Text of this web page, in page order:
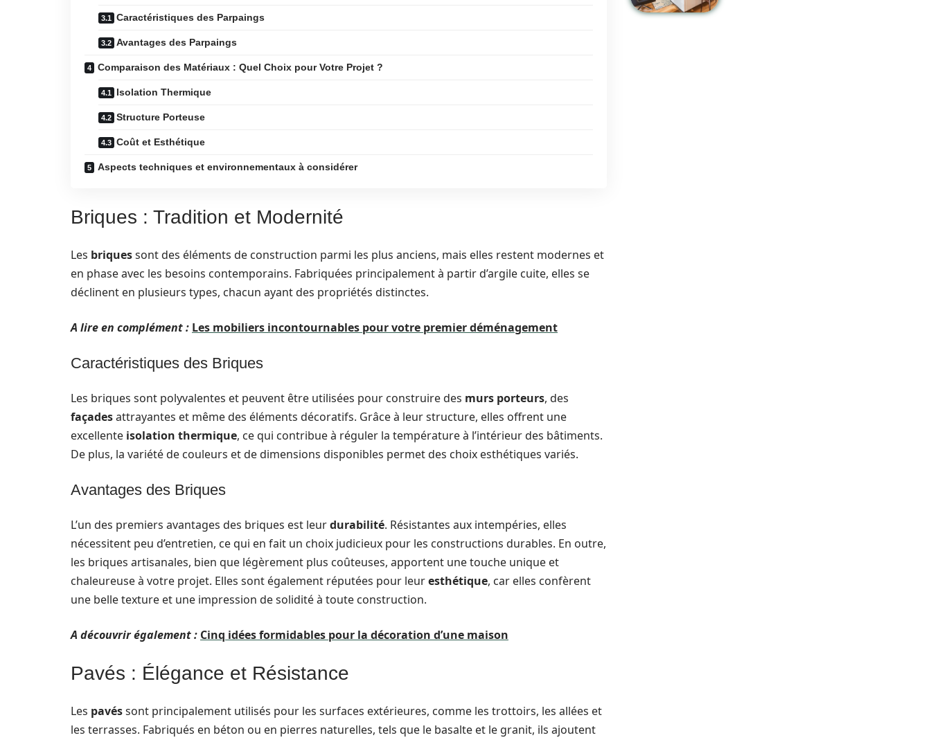
Caractéristiques des Parpaings
Avantages des Parpaings
Comparaison des Matériaux : Quel Choix pour Votre Projet ?
Isolation Thermique
Structure Porteuse
Coût et Esthétique
Aspects techniques et environnementaux à considérer
Briques : Tradition et Modernité
Les briquessont des éléments de construction parmi les plus anciens, mais elles restent modernes et
en phase avec les besoins contemporains. Fabriquées principalement à partir d’argile cuite, elles se
déclinent en plusieurs types, chacun ayant des propriétés distinctes.
A lire en complément : Les mobiliers incontournables pour votre premier déménagement
Caractéristiques des Briques
Les briques sont polyvalentes et peuvent être utilisées pour construire des murs porteurs, des
façadesattrayantes et même des éléments décoratifs. Grâce à leur structure, elles offrent une
excellente isolation thermique, ce qui contribue à réguler la température à l’intérieur des bâtiments.
De plus, la variété de couleurs et de dimensions disponibles permet des choix esthétiques variés.
Avantages des Briques
L’un des premiers avantages des briques est leurdurabilité. Résistantes aux intempéries, elles
nécessitent peu d’entretien, ce qui en fait un choix judicieux pour les constructions durables. En outre,
les briques artisanales, bien que légèrement plus coûteuses, apportent une touche unique et
chaleureuse à votre projet. Elles sont également réputées pour leuresthétique, car elles confèrent
une belle texture et une impression de solidité à toute construction.
A découvrir également : Cinq idées formidables pour la décoration d’une maison
Pavés : Élégance et Résistance
Les pavéssont principalement utilisés pour les surfaces extérieures, comme les trottoirs, les allées et
les terrasses. Fabriqués en béton ou en pierres naturelles, tels que le basalte et le granit, ils ajoutent